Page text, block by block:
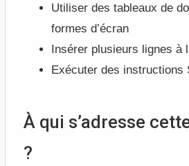
Utiliser des tableaux de
formes d’écran
Insérer plusieurs lignes à
Exécuter des instructions
À qui s’adresse
?